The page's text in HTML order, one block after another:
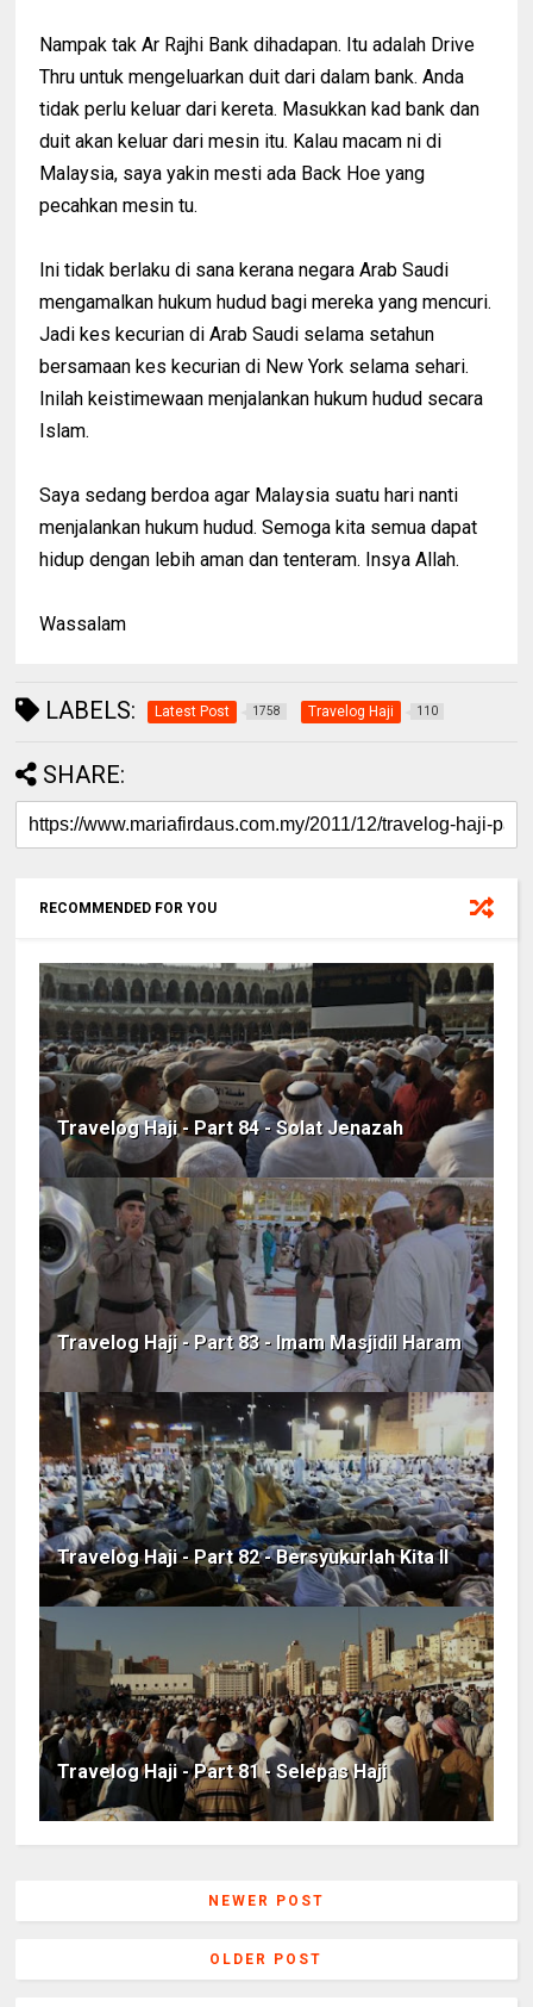
Nampak tak Ar Rajhi Bank dihadapan. Itu adalah Drive
Thru untuk mengeluarkan duit dari dalam bank. Anda
tidak perlu keluar dari kereta. Masukkan kad bank dan
duit akan keluar dari mesin itu. Kalau macam ni di
Malaysia, saya yakin mesti ada Back Hoe yang
pecahkan mesin tu.
Ini tidak berlaku di sana kerana negara Arab Saudi
mengamalkan hukum hudud bagi mereka yang mencuri.
Jadi kes kecurian di Arab Saudi selama setahun
bersamaan kes kecurian di New York selama sehari.
Inilah keistimewaan menjalankan hukum hudud secara
Islam.
Saya sedang berdoa agar Malaysia suatu hari nanti
menjalankan hukum hudud. Semoga kita semua dapat
hidup dengan lebih aman dan tenteram. Insya Allah.
Wassalam
LABELS: Latest Post 1758 Travelog Haji 110
SHARE:
RECOMMENDED FOR YOU
Travelog Haji - Part 84 - Solat Jenazah
Travelog Haji - Part 83 - Imam Masjidil Haram
Travelog Haji - Part 82 - Bersyukurlah Kita II
Travelog Haji - Part 81 - Selepas Haji
NEWER POST
OLDER POST